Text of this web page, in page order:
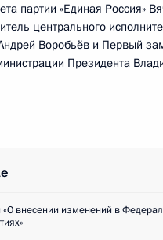
партии «Единая Россия»
центрального
Воробьёв и Первый
Президента
внесении изменений в